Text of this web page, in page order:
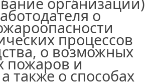
о
процессов
о возможных
пожаров и
также о способах